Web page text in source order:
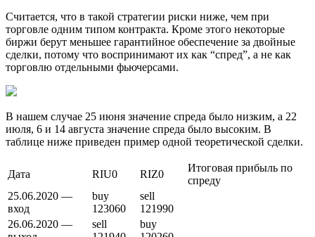
Считается, что в такой стратегии риски ниже, чем при
торговле одним типом контракта. Кроме этого некоторые
биржи берут меньшее гарантийное обеспечение за двойные
сделки, потому что воспринимают их как “спред”, а не как
торговлю отдельными фьючерсами.
В нашем случае 25 июня значение спреда было низким, а 22
июля, 6 и 14 августа значение спреда было высоким. В
таблице ниже приведен пример одной теоретической сделки.
Дата RIU0 RIZ0
Итоговая прибыль по
спреду
25.06.2020 —
вход
buy
123060
sell
121990
26.06.2020 —
sell
buy